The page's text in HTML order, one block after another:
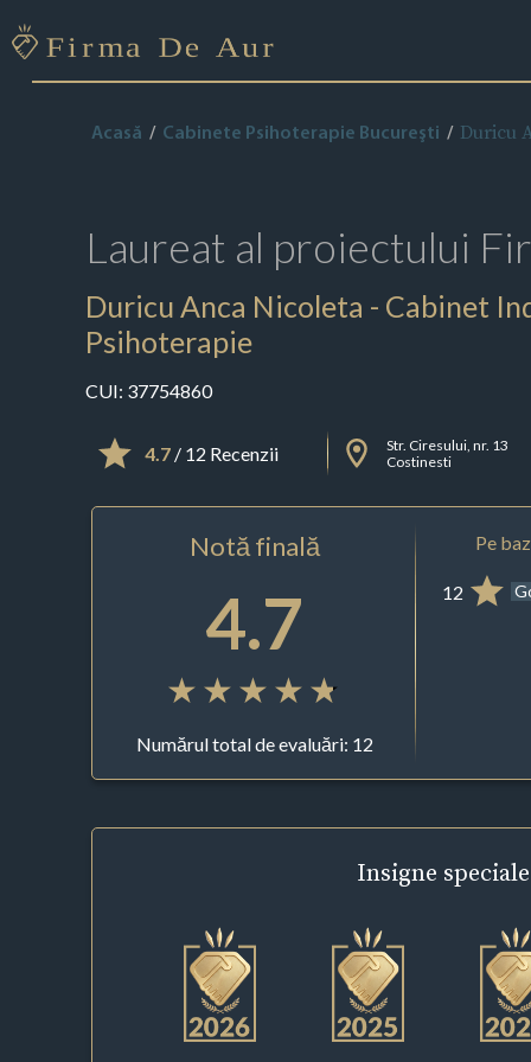
Acasă Cabinete Psihoterapie Bucureşti Duricu
Laureat al proiectului
Duricu Anca Nicoleta - Cabinet
Psihoterapie
CUI: 37754860
4.7/ 12 Recenzii
Str. Ciresului, nr. 13
Costinesti
Notă finală
4.7
Numărul total de evaluări: 12
Pe
12
Insigne speciale